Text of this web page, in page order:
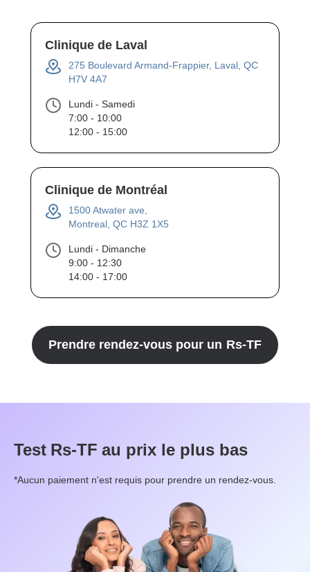
Clinique de Laval
275 Boulevard Armand-Frappier, Laval, QC
H7V 4A7
Lundi - Samedi
7:00 - 10:00
12:00 - 15:00
Clinique de Montréal
1500 Atwater ave,
Montreal, QC H3Z 1X5
Lundi - Dimanche
9:00 - 12:30
14:00 - 17:00
Prendre rendez-vous pour un Rs-TF
Test Rs-TF au prix le plus bas
*Aucun paiement n'est requis pour prendre un rendez-vous.